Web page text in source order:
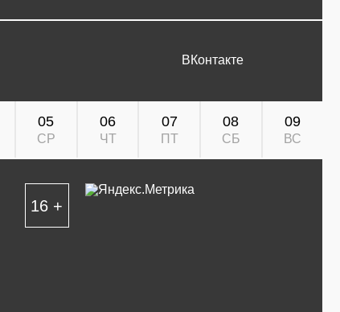
ВКонтакте
05
СР
06
ЧТ
07
ПТ
08
СБ
09
ВС
16 +